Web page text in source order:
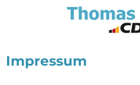
Impressum